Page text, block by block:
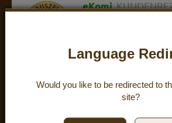
eKomi
persönliche Beratung
Language
Would you like to be redirected to
site?